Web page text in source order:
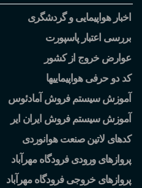
اخبار هواپیمایی و گردشگری
بررسی اعتبار پاسپورت
عوارض خروج از کشور
کد دو حرفی هواپیماییها
آموزش سیستم فروش آمادئوس
آموزش سیستم فروش ایران ایر
کدهای لاتین صنعت هوانوردی
پروازهای ورودی فرودگاه مهرآباد
پروازهای خروجی فرودگاه مهرآباد